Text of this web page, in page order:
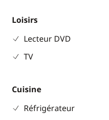
Loisirs
Lecteur DVD
TV
Cuisine
Réfrigérateur